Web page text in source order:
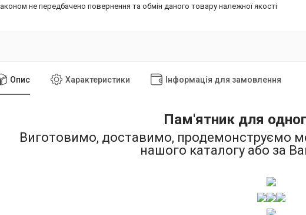
Законом не передбачено повернення та обмін даного товару належної якості
Опис Характеристики Інформація для замовлення
Пам'ятник для
Виготовимо, доставимо, продемонструємо
нашого каталогу або за